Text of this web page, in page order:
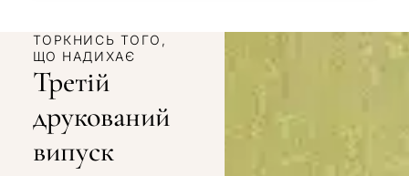
ТОРКНИСЬ ТОГО,
ЩО НАДИХАЄ
Третій
друкований
випуск